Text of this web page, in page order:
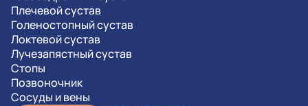
Плечевой сустав
Голеностопный сустав
Локтевой сустав
Лучезапястный сустав
Стопы
Позвоночник
Сосуды и вены